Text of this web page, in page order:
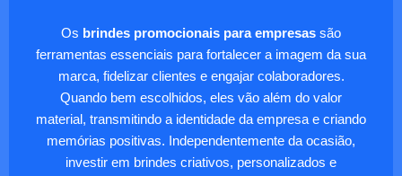
Os brindes promocionais para empresas são
ferramentas essenciais para fortalecer a imagem da sua
marca, fidelizar clientes e engajar colaboradores.
Quando bem escolhidos, eles vão além do valor
material, transmitindo a identidade da empresa e criando
memórias positivas. Independentemente da ocasião,
investir em brindes criativos, personalizados e